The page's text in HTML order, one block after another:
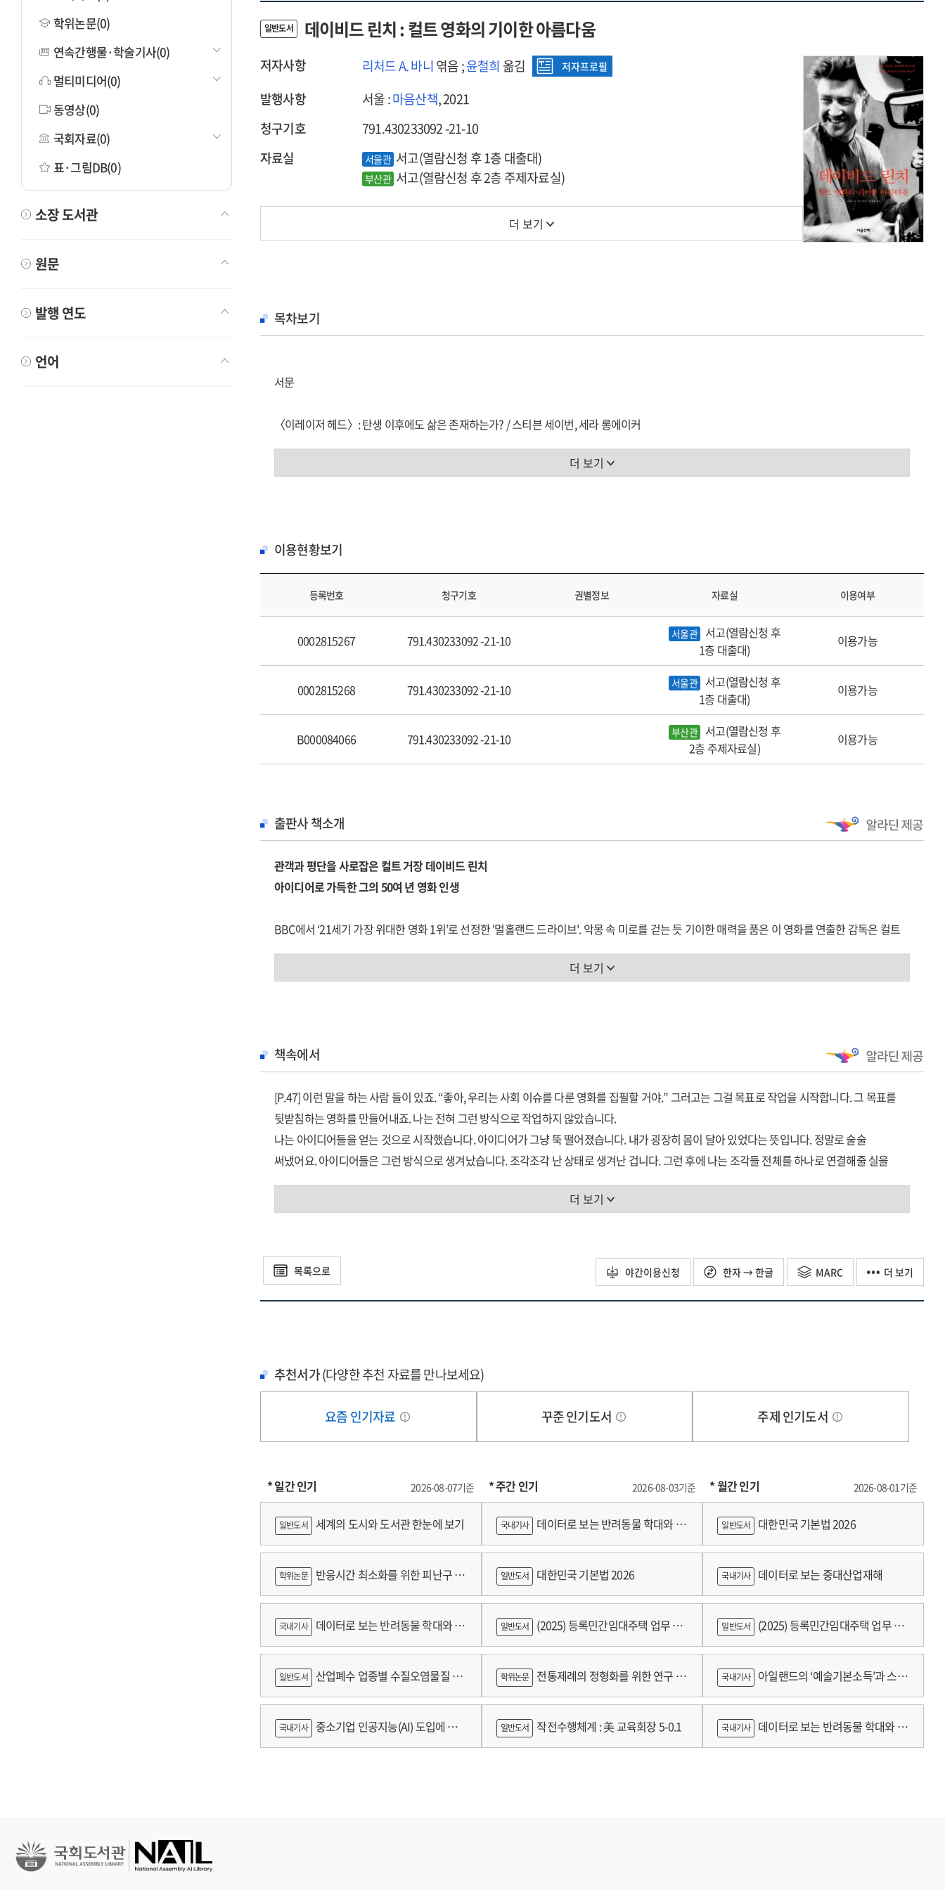
학위논문(0)
연속간행물·학술기사(0)
멀티미디어(0)
동영상(0)
국회자료(0)
표·그림DB(0)
소장 도서관
원문
발행 연도
언어
일반도서 데이비드 린치 : 컬트 영화의 기이한 아름다움
저자사항 리처드 A. 바니엮음 ;윤철희 옮김 저자프로필
발행사항 서울 :마음산책, 2021
청구기호
791.430233092 -21-10
자료실
서울관 서고(열람신청 후 1층 대출대)
부산관 서고(열람신청 후 2층 주제자료실)
더 보기
목차보기
서문
〈이레이저 헤드〉: 탄생 이후에도 삶은 존재하는가? / 스티븐 세이번, 세라 롱에이커
굿 이레이저 헤드 / 게리 인디애나
블루 무비 / 제프리 페리
미국에 들이민 짙은 렌즈 / 리처드 B. 우드워드
영화 세트장에 거주했던 남자 / 데이비드 브레스킨
다른 층위, 하나의 화음 / 미셸 시망, 위베르 니오그레
어린아이의 눈으로 바라본 세계 / 크리스틴 매케나
직감을 갖고 아주 멀리까지 / 크리스 두리다스
세계는 스스로 모습을 드러낸다 / 카트린 슈포어
지옥행 고속도로 / 스티븐 피젤로
명랑한 동시에 어둠에 민감한 / 크리스 로들리
180도 방향 전환 / 마이클 앙리
길을 잃는 것은 아름답다 / 존 파워스
할리우드라는 울타리와 벌이는 싸움 / 리처드 A. 바니
로라 던이 말하는 린치 / 존 에스터
옮긴이의 말
더 보기
이용현황보기
등록번호 청구기호 권별정보 자료실 이용여부
0002815267 791.430233092 -21-10 서울관
서고(열람신청 후
1층 대출대)
이용가능
0002815268 791.430233092 -21-10 서울관
서고(열람신청 후
1층 대출대)
이용가능
B000084066 791.430233092 -21-10 부산관
서고(열람신청 후
2층 주제자료실)
이용가능
출판사 책소개
관객과 평단을 사로잡은 컬트 거장 데이비드 린치
아이디어로 가득한 그의 50여 년 영화 인생
BBC에서 ‘21세기 가장 위대한 영화 1위’로 선정한 '멀홀랜드 드라이브'. 악몽 속 미로를 걷는 듯 기이한 매력을 품은 이 영화를 연출한 감독은 컬트
거장이라 불리는 데이비드 린치다. 그의 데뷔작 '이레이저 헤드'(1977)는 영화계에 신선한 충격을 전하며 열광적인 반응을 얻었고, 이후 린치는
'엘리펀트 맨' '블루 벨벳' '트윈 픽스' '광란의 사랑' '스트레이트 스토리' '인랜드 엠파이어' 등을 연출하며 명실상부한 거장으로 우뚝 올라섰다.
수식어 뒤에 숨겨진, 영화를 향한 린치의 진심 어린 열정과 철학을 그의 목소리로 직접 들을 수 있다. 각각의 작품을 만들 때의 잊을 수 없는
에피소드, 영화 작업 방식 등에 대해서도 자세하게 전하고 있어서 데이비드 린치의 팬이라면 절대 놓쳐서는 안 될 기회다. 또한 유년기에 예술적
영감을 주었던 것들, 미술가가 되고 싶었지만 영화로 진로를 바꾸게 된 청년기, '이레이저 헤드'를 연출할 때 내면의 위기를 겪고 ‘초월 명상’에 빠진
계기 등 이전에 잘 알려지지 않았던 린치의 삶 이야기가 담겼다.
이런 말을 하는 사람 들이 있죠. “좋아, 우리는 사회 이슈를 다룬 영화를 집필할 거야.” 그러고는 그걸 목표로 작업을 시작합니다. 그 목표를
뒷받침하는 영화를 만들어내죠. 나는 전혀 그런 방식으로 작업하지 않았습니다.
나는 아이디어들을 얻는 것으로 시작했습니다. 아이디어가 그냥 뚝 떨어졌습니다. 내가 굉장히 몸이 달아 있었다는 뜻입니다. 정말로 술술
때문에 그런 걸 많이 확보했습니다. 유머도 있었고요.
-본문 47쪽
영화 연출의 고통과 기쁨에 대해
지금은 미국 영화계를 대표하는 거장인 린치도 한때는 데뷔작을 완성해내기 위해 고군분투하던 시기가 있었다. 영화 개봉 전후에 한 인터뷰들은
본인이 실제로 거주하기도 했는데 해당 장소의 분위기를 체화할 수 있어서 좋은 기회였다고 린치는 말한다. 이후 그는 '로스트 하이웨이'(1997)를
연출할 때도 자신의 실제 집에서 영화 일부를 촬영하기도 한다. 아카데미 작품상 등 후보에 오른 '엘리펀트 맨'(1980) 제작기도 흥미롭다. 영화의
배경인 빅토리아시대 분위기를 재현하기 위해 흑백으로 촬영하기로 결정하고, 촬영감독과 긴밀히 협의하는 과정을 드러낸 부분에서는 영화 촬영이
구체적으로 어떻게 진행되는지를 알 수 있다. 앞선 두 작품으로 명성을 얻은 후, 비교적 큰 예산으로 연출한 SF 영화 '사구'(1984)가 흥행과 비평
대표작 '블루 벨벳'(1986) 관련 인터뷰에서는 영화에 대한 그의 철학이 선명하게 드러난다. 그는 세상의 “표면 아래에서 진행되는 완전히 다른
무엇”인가가 늘 있고, 영화가 하는 일 중 하나는 바로 그 표면 아래의 갈등을 보여주는 것이라고 말한다. 이런 “어둠”에 끌리기에 그것을 영화로
표현하고 싶다는 것이다. 나아가 그는 감독이라면 자기 작품에 대해 “솔직하게 느껴야” 하고 ‘자신의 아이디어에 충실하면서 자기 자신을 신뢰해야
한다’고 조언을 건넨다. 칸영화제 감독상 수상작인 '멀홀랜드 드라이브'(2001) 제작 비화도 인상적이다. 이 작품은 원래 TV 드라마 파일럿으로
제작되었지만 시리즈가 무산되면서 공개 자체가 어려워질 위기에 처한다. 린치는 재촬영과 재편집을 한 끝에 이 파일럿을 영화로 완성해내고,
'멀홀랜드 드라이브'는 “'선셋 대로' 이후로 나온 할리우드 배경 영화 중 최고”라는 찬사를 받는다. 이렇게 감독으로서 산전수전을 겪은 린치는 영화
인생을 돌아보며 모든 것을 ‘숙명’으로 받아들이고 달관하는 모습을 보여준다. '사구'와 '트윈 픽스' 영화판의 실패도, 또 다른 성공도 “숙명의
쇄도”라고 언급하는 부분에서 거장의 남다른 여유가 느껴진다.
린치가 재단을 설립해서 사람들에게 전하고 있는 ‘초월 명상’에 대한 내용도 책에 포함되어 있다. '이레이저 헤드'를 만들 무렵, 내면적인 위기를 겪은
더 보기
책속에서
[P.47] 이런 말을 하는 사람 들이 있죠. “좋아, 우리는 사회 이슈를 다룬 영화를 집필할 거야.” 그러고는 그걸 목표로 작업을 시작합니다. 그 목표를
뒷받침하는 영화를 만들어내죠. 나는 전혀 그런 방식으로 작업하지 않았습니다.
나는 아이디어들을 얻는 것으로 시작했습니다. 아이디어가 그냥 뚝 떨어졌습니다. 내가 굉장히 몸이 달아 있었다는 뜻입니다. 정말로 술술
써냈어요. 아이디어들은 그런 방식으로 생겨났습니다. 조각조각 난 상태로 생겨난 겁니다. 그런 후에 나는 조각들 전체를 하나로 연결해줄 실을
구했고 이런저런 작업을 했죠. 실을 구하고 나니까 다른 것들이 모여들었고, 나는 머릿속으로 그것들을 정리했습니다. 나는 부조리를 사랑하기
길을 가려고 일어나야만 합니다. 다시 거듭나는 거예요. 세상은 그리 큰 기대를 하지 않아요. 당신 따위는 안중에도 없거든요. 바닥에 나뒹구는 건
멋진 경험입니다. 너무 멋진 일이죠!”
린치: 걱정 말아요. 만능 탤런트처럼 보이고 싶진 않으니까요. 불가피하게 이런저런 일에 관여하게 된 것뿐이에요.
나는 화가로 경력을 시작했어요. 많은 화가들처럼, 새롭게 도전할 것을 찾고 있었어요. 미술로 돈을 벌기는 쉽지 않으니까요. 캔버스 스트레처를
만들어서 캔버스를 펼치려면 많은 도구를 다뤄야 하죠.
물건을 만들며 많은 시간을 보낼 줄 알게 되었어요.
그러니 그 모든 건 어린 나이에 시작된 거죠.
더 보기
목록으로 야간이용신청 한자 → 한글 MARC 더 보기
추천서가(다양한 추천 자료를 만나보세요)
요즘 인기자료 꾸준 인기도서 주제 인기도서
* 일간 인기 2026-08-07기준
일반도서 세계의 도시와 도서관 한눈에 보기
학위논문 반응시간 최소화를 위한 피난구 유
도등 제작 및 설치 기준 개발
국내기사 데이터로 보는 반려동물 학대와 분
쟁
일반도서 산업폐수 업종별 수질오염물질 배
출목록 구축 고도화 연구
국내기사 중소기업 인공지능(AI) 도입에 따
* 주간 인기 2026-08-03기준
국내기사 데이터로 보는 반려동물 학대와 분
쟁
일반도서 대한민국 기본법 2026
일반도서 (2025) 등록민간임대주택 업무 편
람
학위논문 전통제례의 정형화를 위한 연구 :
가제를 중심으로
일반도서 작전수행체계 : 美 교육회장 5-0.1
* 월간 인기 2026-08-01기준
일반도서 대한민국 기본법 2026
국내기사 데이터로 보는 중대산업재해
일반도서 (2025) 등록민간임대주택 업무 편
람
국내기사 아일랜드의 ‘예술기본소득’과 스코
틀랜드의 예술인 소득보장정책 논의
국내기사 데이터로 보는 반려동물 학대와 분